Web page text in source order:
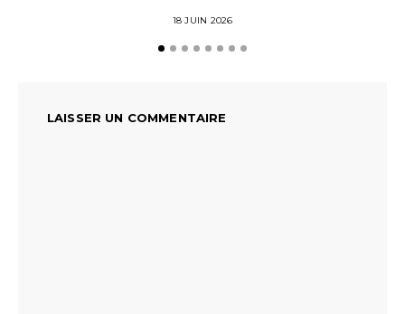
18 JUIN 2026
LAISSER UN COMMENTAIRE